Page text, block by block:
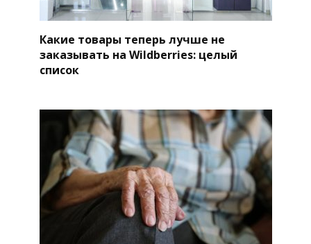
Какие товары теперь лучше не
заказывать на Wildberries: целый
список